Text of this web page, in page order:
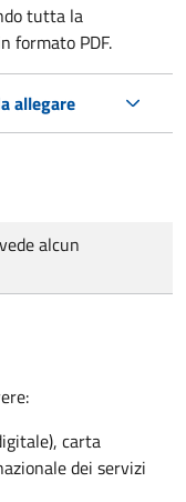
tutta la
formato PDF.
allegare
alcun
carta
dei servizi